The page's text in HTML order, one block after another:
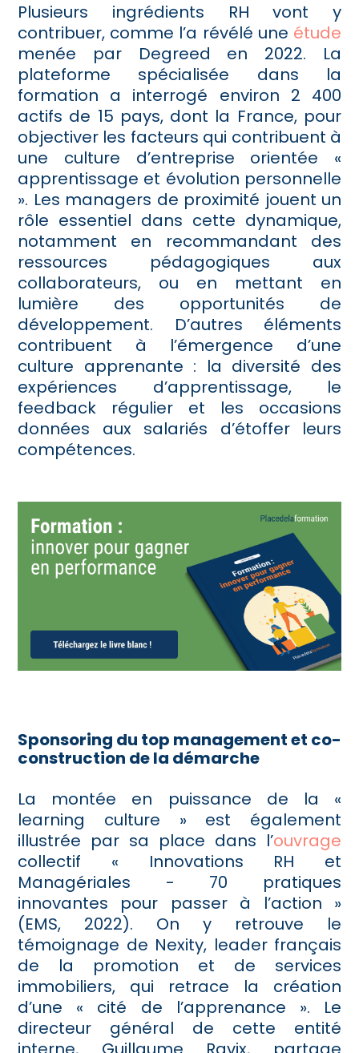
Plusieurs ingrédients RH vont y
contribuer, comme l’a révélé une étude
menée par Degreed en 2022. La
plateforme spécialisée dans la
formation a interrogé environ 2 400
actifs de 15 pays, dont la France, pour
objectiver les facteurs qui contribuent à
une culture d’entreprise orientée «
apprentissage et évolution personnelle
». Les managers de proximité jouent un
rôle essentiel dans cette dynamique,
notamment en recommandant des
ressources pédagogiques aux
collaborateurs, ou en mettant en
lumière des opportunités de
développement. D’autres éléments
contribuent à l’émergence d’une
culture apprenante : la diversité des
expériences d’apprentissage, le
feedback régulier et les occasions
données aux salariés d’étoffer leurs
compétences.
Sponsoring du top management et co-
construction de la démarche
La montée en puissance de la «
learning culture » est également
illustrée par sa place dans l’ouvrage
collectif « Innovations RH et
Managériales - 70 pratiques
innovantes pour passer à l’action »
(EMS, 2022). On y retrouve le
témoignage de Nexity, leader français
de la promotion et de services
immobiliers, qui retrace la création
d’une « cité de l’apprenance ». Le
directeur général de cette entité